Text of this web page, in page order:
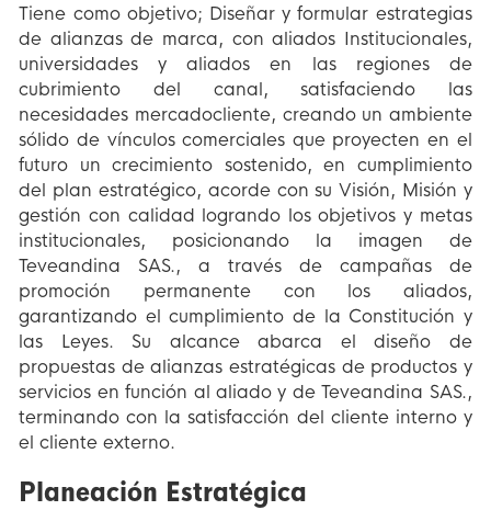
Tiene como objetivo; Diseñar y formular estrategias
de alianzas de marca, con aliados Institucionales,
universidades y aliados en las regiones de
cubrimiento del canal, satisfaciendo las
necesidades mercadocliente, creando un ambiente
sólido de vínculos comerciales que proyecten en el
futuro un crecimiento sostenido, en cumplimiento
del plan estratégico, acorde con su Visión, Misión y
gestión con calidad logrando los objetivos y metas
institucionales, posicionando la imagen de
Teveandina SAS., a través de campañas de
promoción permanente con los aliados,
garantizando el cumplimiento de la Constitución y
las Leyes. Su alcance abarca el diseño de
propuestas de alianzas estratégicas de productos y
servicios en función al aliado y de Teveandina SAS.,
terminando con la satisfacción del cliente interno y
el cliente externo.
Planeación Estratégica